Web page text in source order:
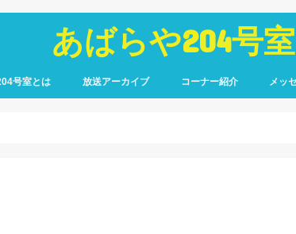
あばらや204号
号室とは 放送アーカイブ コーナー紹介 メッ